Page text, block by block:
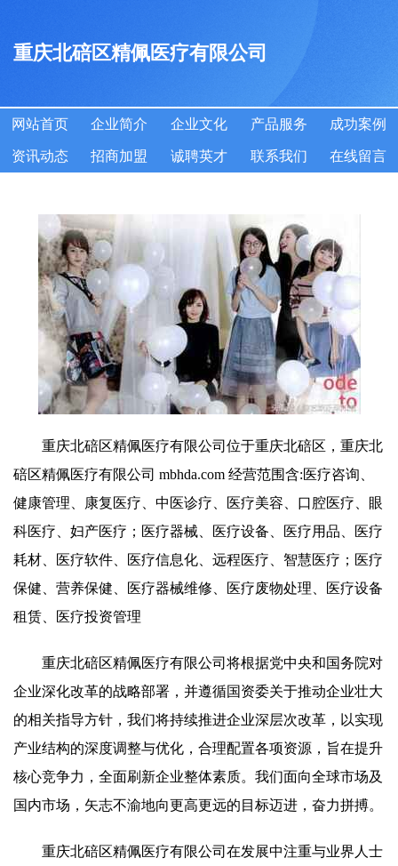
重庆北碚区精佩医疗有限公司
网站首页 企业简介 企业文化 产品服务 成功案例
资讯动态 招商加盟 诚聘英才 联系我们 在线留言
重庆北碚区精佩医疗有限公司位于重庆北碚区，重庆北
碚区精佩医疗有限公司 mbhda.com 经营范围含:医疗咨询、
健康管理、康复医疗、中医诊疗、医疗美容、口腔医疗、眼
科医疗、妇产医疗；医疗器械、医疗设备、医疗用品、医疗
耗材、医疗软件、医疗信息化、远程医疗、智慧医疗；医疗
保健、营养保健、医疗器械维修、医疗废物处理、医疗设备
租赁、医疗投资管理
重庆北碚区精佩医疗有限公司将根据党中央和国务院对
企业深化改革的战略部署，并遵循国资委关于推动企业壮大
的相关指导方针，我们将持续推进企业深层次改革，以实现
产业结构的深度调整与优化，合理配置各项资源，旨在提升
核心竞争力，全面刷新企业整体素质。我们面向全球市场及
国内市场，矢志不渝地向更高更远的目标迈进，奋力拼搏。
重庆北碚区精佩医疗有限公司在发展中注重与业界人士